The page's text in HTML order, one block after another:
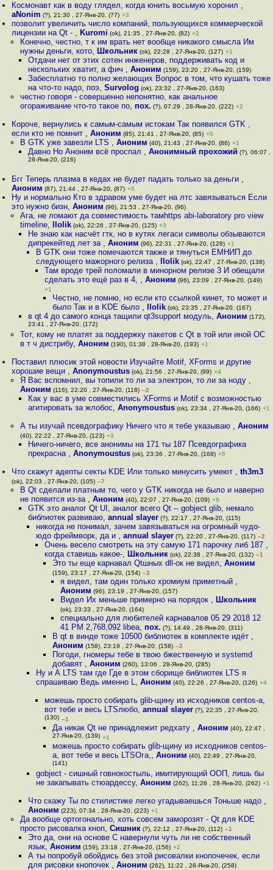
Космонавт как в воду глядел, когда юнить восьмую хоронил ,
aNonim (?), 21:30 , 27-Янв-20, (77) +3
позволит увеличить число компаний, пользующихся коммерческой
лицензии на Qt - , Kuromi (ok), 21:35 , 27-Янв-20, (82) +2
Конечно, честно, т к им врать нет вообще никакого смысла Им
нужны деньги, кото, Школьник(ok), 22:28 , 27-Янв-20, (127) +1
Отдачи нет от этих сотен инженеров, поддерживать код и
нескольких хватит, а фич , Аноним (159), 23:20 , 27-Янв-20, (159)
Забесплатно то полно желающих Вопрос в том, что кушать тоже
на что-то надо, поэ, Survolog (ok), 23:32 , 27-Янв-20, (163)
честно говоря - совершенно непонятно, как анальное
огораживание что-то такое по, пох. (?), 07:29 , 28-Янв-20, (222) +2
Короче, вернулись к самым-самым истокам Так появился GTK ,
если кто не помнит ,Аноним (85), 21:41 , 27-Янв-20, (85) +5
В GTK уже завезли LTS , Аноним (40), 21:43 , 27-Янв-20, (86) +1
Давно Но Аноним всё проспал , Анонимный прохожий (?), 06:07 ,
28-Янв-20, (216)
Бгг Теперь плазма в кедах не будет падать только за деньги ,
Аноним (87), 21:44 , 27-Янв-20, (87) +5
Ну и нормально Кто в здравом уме будет на лтс завязываться Если
это нужно бизн,Аноним (96), 21:53 , 27-Янв-20, (96)
Ага, не ломают да совместимость тамhttps abi-laboratory pro view
timeline, llolik(ok), 22:26 , 27-Янв-20, (125) +3
Не знаю как насчёт гтк, но в кутях легаси символы обзываются
дипрекейтед лет за , Аноним (96), 22:31 , 27-Янв-20, (128) +1
В GTK они тоже помечаются также и тянуться ЕМНИП до
следующего мажорного релиза , llolik (ok), 22:47 , 27-Янв-20, (138)
Там вроде трей поломали в минорном релизе 3 И обещали
сделать это ещё раз в 4, , Аноним (96), 23:09 , 27-Янв-20, (149)
+1
Честно, не помню, но если кто ссылкой кинет, то может и
было Так и в KDE было , llolik(ok), 23:35 , 27-Янв-20, (167)
в qt 4 до самого конца тащили qt3support модуль, Аноним (172),
23:41 , 27-Янв-20, (172)
Тот, кому не платят за поддержку пакетов с Qt в той или иной ОС
в т ч дистрибу, Аноним (190), 01:38 , 28-Янв-20, (193) +1
Поставил плюсик этой новости Изучайте Motif, XForms и другие
хорошие вещи ,Anonymoustus (ok), 21:56 , 27-Янв-20, (99) +4
Я Вас вспомнил, вы топили то ли за электрон, то ли за ноду ,
Аноним (116), 22:20 , 27-Янв-20, (118) –2
Как у вас в уме совместились XForms и Motif с возможностью
агитировать за жлобос, Anonymoustus(ok), 23:34 , 27-Янв-20, (166) +1
А ты изучай псевдографику Ничего что я тебе указываю , Аноним
(40), 22:22 , 27-Янв-20, (123) +3
Ничего-ничего, все анонимы на 171 ты 187 Псевдографика
прекрасна , Anonymoustus(ok), 23:36 , 27-Янв-20, (168) +5
Что скажут адепты секты KDE Или только минусить умеют ,th3m3
(ok), 22:03 , 27-Янв-20, (105) –7
В Qt сделали платным то, чего у GTK никогда не было и наверно
не появится из-за , Аноним (40), 22:07 , 27-Янв-20, (109) +9
GTK это аналог Qt UI, аналог всего Qt -- gobject glib, немало
библиотек развиваю, annual slayer(?), 22:17 , 27-Янв-20, (115)
никогда не понимал, зачем завязываться на огромный чудо-
юдо фреймворк, да и ,annual slayer (?), 22:20 , 27-Янв-20, (117) –2
Очень весело смотреть на эту самую 171 парочку либ 187 ,
когда ставишь какое-, Школьник(ok), 22:38 , 27-Янв-20, (132) –1
Это ты еще карнавал Qtшных dll-ок не видел, Аноним
(159), 23:17 , 27-Янв-20, (154) –3
я видел, там один только хромиум приметный ,
Аноним (96), 23:19 , 27-Янв-20, (157)
Видел Их меньше примерно на порядок , Школьник
(ok), 23:33 , 27-Янв-20, (164)
специально для любителей карнавалов 05 29 2018 12
41 PM 2,768,092 libea, пох. (?), 14:49 , 28-Янв-20, (311)
В qt в винде тоже 10500 библиотек в комплекте идёт ,
Аноним (158), 23:19 , 27-Янв-20, (158) –2
Погоди, гномеры тебе в твою бжественную и systemd
добавят , Аноним (260), 13:06 , 28-Янв-20, (285)
Ну и А LTS там где Где в этом сборище библиотек LTS я
спрашиваю Ведь именно L,Аноним (40), 22:26 , 27-Янв-20, (126) +4
можешь просто собирать glib-щину из исходников centos-а,
вот тебе и весь LTSлюбо, annual slayer(?), 22:35 , 27-Янв-20,
(130) –1
Да никак Qt не принадлежит редхату , Аноним (40), 22:47 ,
27-Янв-20, (139) +1
можешь просто собирать glib-щину из исходников centos-
а, вот тебе и весь LTSОга,, Аноним (40), 22:49 , 27-Янв-20,
(141)
gobject - сишный говнокостыль, имитирующий ООП, лишь бы
не закапывать стюардессу,Аноним (262), 11:26 , 28-Янв-20, (262) +1
Что скажу Ты по стилистике легко угадываешься Тоньше надо ,
Аноним (223), 07:34 , 28-Янв-20, (223) +1
Да вообще ортогонально, хоть совсем заморозят - Qt для KDE
просто рисовалка кноп, Сишник(?), 22:12 , 27-Янв-20, (112) –1
Это да, они на основе C навернули чуть ли не собственный
язык, Аноним (159), 23:18 , 27-Янв-20, (156) +2
А ты попробуй обойдись без этой рисовалки кнопочечек, если
для рисовки кнопочек , Аноним (262), 11:22 , 28-Янв-20, (258)